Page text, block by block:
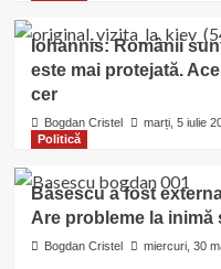
Iohannis: Românii
este mai protejată.
cer
Bogdan Cristel marți, 5 iulie
Politică
Băsescu a fost
Are probleme la inimă
Bogdan Cristel miercuri, 30